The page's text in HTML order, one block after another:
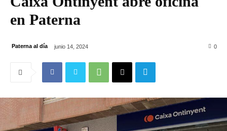
en Paterna
Paterna al día junio 14, 2024 0